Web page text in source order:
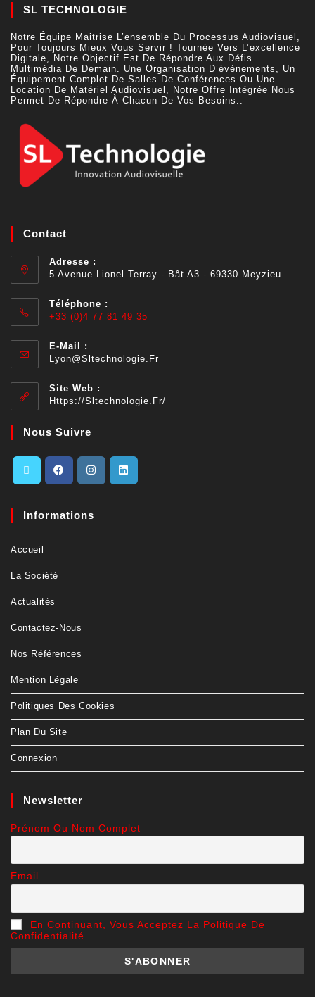
SL TECHNOLOGIE
Notre Équipe Maitrise L’ensemble Du Processus Audiovisuel,
Pour Toujours Mieux Vous Servir ! Tournée Vers L’excellence
Digitale, Notre Objectif Est De Répondre Aux Défis
Multimédia De Demain. Une Organisation D’événements, Un
Équipement Complet De Salles De Conférences Ou Une
Location De Matériel Audiovisuel, Notre Offre Intégrée Nous
Permet De Répondre À Chacun De Vos Besoins..
Contact
Adresse :
5 Avenue Lionel Terray - Bât A3 - 69330 Meyzieu
Téléphone :
+33 (0)4 77 81 49 35
E-Mail :
Lyon@sltechnologie.fr
Site Web :
Https://sltechnologie.fr/
Nous Suivre
Informations
Accueil
La Société
Actualités
Contactez-Nous
Nos Références
Mention Légale
Politiques Des Cookies
Plan Du Site
Connexion
Newsletter
Prénom Ou Nom Complet
Email
En Continuant, Vous Acceptez La Politique De
Confidentialité